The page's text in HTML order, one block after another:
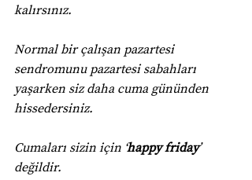
kalırsınız.
Normal bir çalışan pazartesi
sendromunu pazartesi sabahları
yaşarken siz daha cuma gününden
hissedersiniz.
Cumaları sizin için ‘happy friday’
değildir.